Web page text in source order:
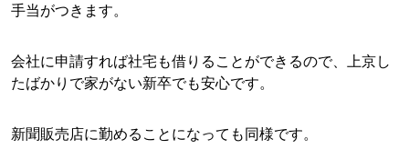
手当がつきます。
会社に申請すれば社宅も借りることができるので、上京し
たばかりで家がない新卒でも安心です。
新聞販売店に勤めることになっても同様です。